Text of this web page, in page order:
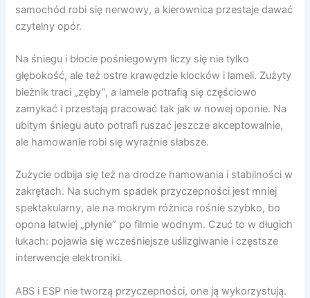
samochód robi się nerwowy, a kierownica przestaje dawać
czytelny opór.
Na śniegu i błocie pośniegowym liczy się nie tylko
głębokość, ale też ostre krawędzie klocków i lameli. Zużyty
bieżnik traci „zęby”, a lamele potrafią się częściowo
zamykać i przestają pracować tak jak w nowej oponie. Na
ubitym śniegu auto potrafi ruszać jeszcze akceptowalnie,
ale hamowanie robi się wyraźnie słabsze.
Zużycie odbija się też na drodze hamowania i stabilności w
zakrętach. Na suchym spadek przyczepności jest mniej
spektakularny, ale na mokrym różnica rośnie szybko, bo
opona łatwiej „płynie” po filmie wodnym. Czuć to w długich
łukach: pojawia się wcześniejsze uślizgiwanie i częstsze
interwencje elektroniki.
ABS i ESP nie tworzą przyczepności, one ją wykorzystują.